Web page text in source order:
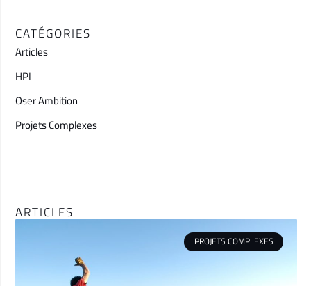
CATÉGORIES
Articles
HPI
Oser Ambition
Projets Complexes
ARTICLES
PROJETS COMPLEXES